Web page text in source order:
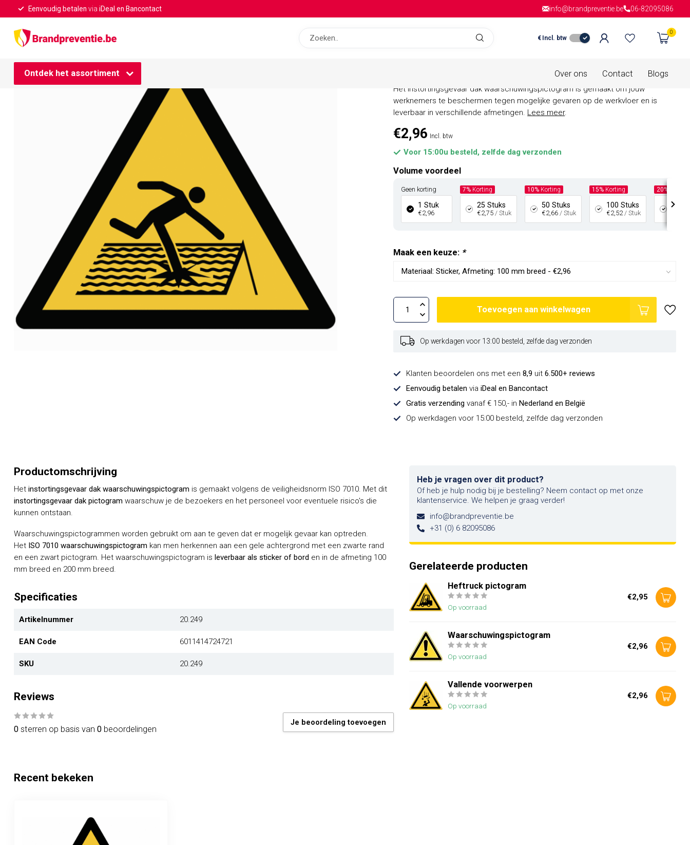
Eenvoudig betalen via iDeal en Bancontact Gratis verzendingvanaf € 150,- in
info@brandpreventie.be 06-82095086
€ Incl. btw
0
Ontdek het assortiment Over ons Contact Blogs
Home / Instortingsgevaar dak
Het instortingsgevaar dak waarschuwingspictogram is gemaakt om jouw
werknemers te beschermen tegen mogelijke gevaren op de werkvloer en is
leverbaar in verschillende afmetingen. Lees meer.
€2,96 Incl. btw
Voor 15:00u besteld, zelfde dag verzonden
Volume voordeel
Geen korting
1 Stuk
€2,96
7% Korting
25 Stuks
€2,75 / Stuk
10% Korting
50 Stuks
€2,66 / Stuk
15% Korting
100 Stuks
€2,52 / Stuk
20%
200
Maak een keuze: *
Toevoegen aan winkelwagen
Op werkdagen voor 13:00 besteld, zelfde dag verzonden
Klanten beoordelen ons met een8,9 uit6.500+ reviews
Eenvoudig betalen viaiDeal en Bancontact
Gratis verzending vanaf € 150,- inNederland en België
Op werkdagen voor 15:00 besteld, zelfde dag verzonden
Productomschrijving
Het instortingsgevaar dak waarschuwingspictogram is gemaakt volgens de veiligheidsnorm ISO 7010. Met dit
instortingsgevaar dak pictogram waarschuw je de bezoekers en het personeel voor eventuele risico's die
kunnen ontstaan.
Waarschuwingspictogrammen worden gebruikt om aan te geven dat er mogelijk gevaar kan optreden.
Het ISO 7010 waarschuwingspictogram kan men herkennen aan een gele achtergrond met een zwarte rand
en een zwart pictogram. Het waarschuwingspictogram is leverbaar als sticker of bord en in de afmeting 100
mm breed en 200 mm breed.
Specificaties
Artikelnummer 20.249
EAN Code 6011414724721
SKU 20.249
Reviews
0 sterren op basis van 0 beoordelingen
Je beoordeling toevoegen
Heb je vragen over dit product?
Of heb je hulp nodig bij je bestelling? Neem contact op met onze
klantenservice. We helpen je graag verder!
info@brandpreventie.be
+31 (0) 6 82095086
Gerelateerde producten
Heftruck pictogram
Op voorraad
€2,95
Waarschuwingspictogram
Op voorraad
€2,96
Vallende voorwerpen
Op voorraad
€2,96
Recent bekeken